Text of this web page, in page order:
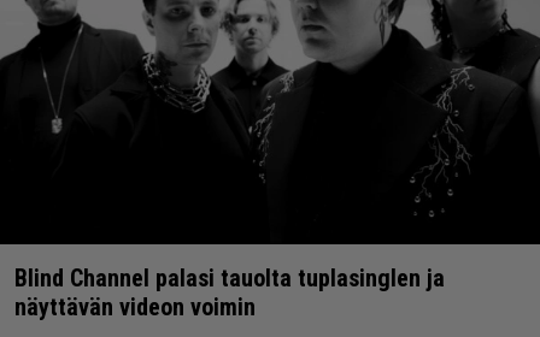
Blind Channel palasi tauolta tuplasinglen ja
näyttävän videon voimin